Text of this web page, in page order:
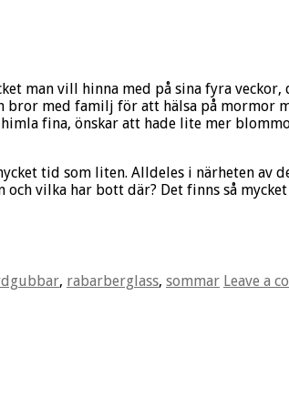
man vill hinna med på sina fyra
med familj för att hälsa på mormor
fina, önskar att hade lite mer
tid som liten. Alldeles i närheten av
vilka har bott där? Det finns så
, rabarberglass, sommar Leave a